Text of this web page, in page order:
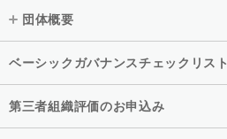
団体概要
ベーシックガバナンスチェックリスト
第三者組織評価のお申込み